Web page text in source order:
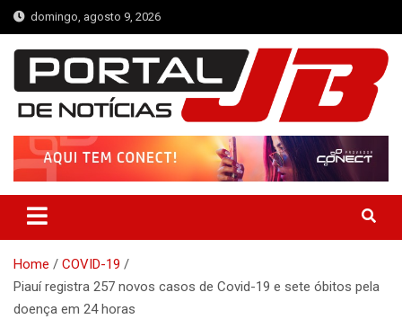
Skip
to
content
domingo, agosto 9, 2026
Portal de Notícias JB
Notícias de Simplício Mendes e Região
Home
COVID-19
Piauí registra 257 novos casos de Covid-19 e sete óbitos pela
doença em 24 horas